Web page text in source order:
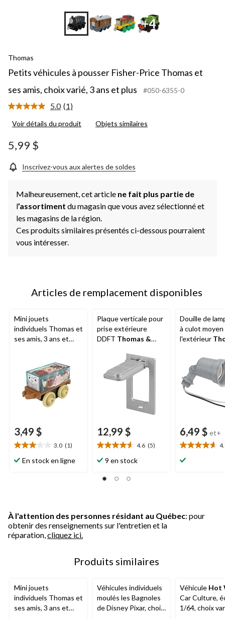
+4
Thomas
Petits véhicules à pousser Fisher-Price Thomas et
ses amis, choix varié, 3 ans et plus
#050-6355-0
5.0 Lire
commentaire.
page.
(1)
Voir détails du produit Objets similaires
5,99 $
Inscrivez-vous aux alertes de soldes
Malheureusement, cet article ne fait plus partie de
l’assortiment du magasin que vous avez sélectionné et
les magasins de la région.
Ces produits similaires présentés ci-dessous pourraient
vous intéresser.
Articles de remplacement disponibles
Mini jouets
individuels Thomas et
ses amis, 3 ans et
3,49 $
3.0 (1)
3.0
étoile(s)
En stock en ligne
Plaque verticale pour
prise extérieure
DDFT Thomas &
joints d'étanchéité et
vis inclus
12,99 $
4.6 (5)
4.6
étoile(s)
5.
9 en stock
Douille de
à culot
l'extérieur
W, 125 V
6,49 $ et+
4.7
étoile(s)
À l'attention des personnes résidant au Québec: pour
obtenir des renseignements sur l'entretien et la
réparation, cliquez ici.
Produits similaires
Mini jouets
individuels Thomas et
ses amis, 3 ans et
Véhicules individuels
moulés les Bagnoles
de Disney Pixar, choix
Véhicule Hot
Car Culture,
1/64, choix